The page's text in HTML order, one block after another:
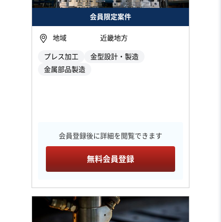
会員限定案件
地域 近畿地方
プレス加工
金型設計・製造
金属部品製造
会員登録後に詳細を閲覧できます
無料会員登録